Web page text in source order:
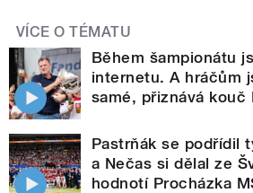
VÍCE O TÉMATU
Během šampionátu
internetu. A hráčům
samé, přiznává kouč
Pastrňák se podřídil
a Nečas si dělal ze
hodnotí Procházka